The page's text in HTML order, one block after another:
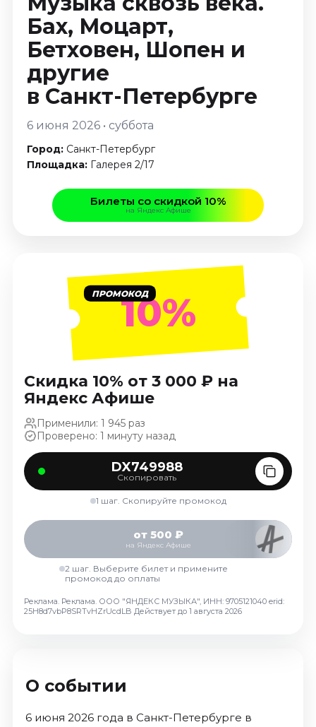
Январь 2027
Стендап
Август 2026
Сентябрь 2026
Октябрь 2026
Декабрь 2026
Выставки
Декабрь 2026
Январь 2027
Сентябрь 2026
Октябрь 2026
Ноябрь 2026
Декабрь 2026
Август 2026
Декабрь 2026
События
Август 2026
Сентябрь 2026
Октябрь 2026
Ноябрь 2026
Декабрь 2026
Январь 2027
Площадки
Бах, Моцарт,
Бетховен, Шопен и
другие
в Санкт-Петербурге
6 июня 2026 • суббота
Город: Санкт-Петербург
Площадка: Галерея 2/17
Билеты со скидкой 10%
на Яндекс Афише
ПРОМОКОД10%
Скидка 10% от 3 000 ₽ на
Яндекс Афише
Применили: 1 945 раз
Проверено: 1 минуту назад
DX749988
Скопировать
1 шаг. Скопируйте промокод
от 500 ₽
на Яндекс Афише
2 шаг. Выберите билет и примените
промокод до оплаты
Реклама. Реклама. ООО "ЯНДЕКС МУЗЫКА", ИНН: 9705121040 erid:
25H8d7vbP8SRTvHZrUcdLB Действует до 1 августа 2026
О событии
6 июня 2026 года в Санкт-Петербурге в